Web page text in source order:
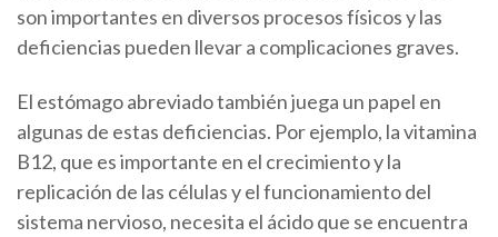
son importantes en diversos procesos físicos y las
deficiencias pueden llevar a complicaciones graves.
El estómago abreviado también juega un papel en
algunas de estas deficiencias. Por ejemplo, la vitamina
B12, que es importante en el crecimiento y la
replicación de las células y el funcionamiento del
sistema nervioso, necesita el ácido que se encuentra